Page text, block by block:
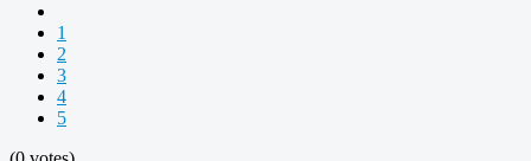
1
2
3
4
5